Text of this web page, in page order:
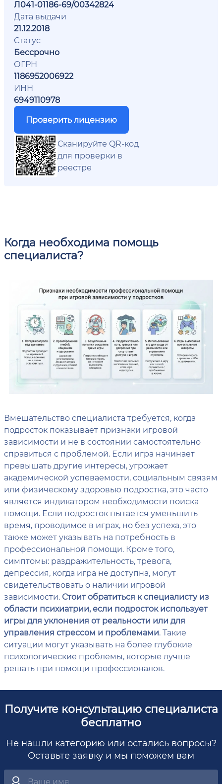
Л041-01186-69/00342824
Дата выдачи
21.12.2018
Статус
Бессрочно
ОГРН
1186952006922
ИНН
6949110978
Проверить лицензию
Сканируйте QR-код
для проверки в
реестре
Когда необходима помощь
специалиста?
Вмешательство специалиста требуется, когда
подросток показывает признаки игровой
зависимости и не в состоянии самостоятельно
справиться с проблемой. Если игра начинает
превышать другие интересы, угрожает
академической успеваемости, социальным связям
или физическому здоровью подростка, это часто
является индикатором необходимости поиска
помощи. Если подросток пытается уменьшить
время, проводимое в играх, но без успеха, это
также может указывать на потребность в
профессиональной помощи. Кроме того,
симптомы: раздражительность, тревога,
депрессия, когда игра не доступна, могут
свидетельствовать о наличии игровой
зависимости. Стоит обратиться к специалисту из
области психиатрии, если подросток использует
игры для уклонения от реальности или для
управления стрессом и проблемами. Такие
ситуации могут указывать на более глубокие
психологические проблемы, которые лучше
решать при помощи профессионалов.
Получите консультацию специалиста
бесплатно
Не нашли категорию или остались вопросы?
Оставьте заявку и мы поможем вам